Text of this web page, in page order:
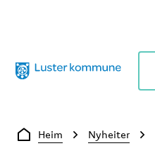
Du er her:
Heim Nyheiter